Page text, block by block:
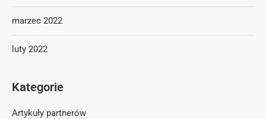
marzec 2022
luty 2022
Kategorie
Artykuły partnerów